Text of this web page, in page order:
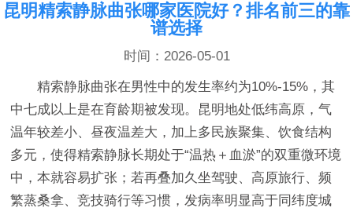
昆明精索静脉曲张哪家医院好？排名前三的靠
谱选择
时间：2026-05-01
精索静脉曲张在男性中的发生率约为10%-15%，其
中七成以上是在育龄期被发现。昆明地处低纬高原，气
温年较差小、昼夜温差大，加上多民族聚集、饮食结构
多元，使得精索静脉长期处于“温热＋血淤”的双重微环境
中，本就容易扩张；若再叠加久坐驾驶、高原旅行、频
繁蒸桑拿、竞技骑行等习惯，发病率明显高于同纬度城